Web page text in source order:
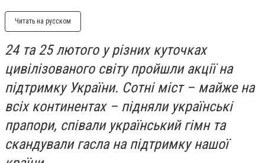
Читать на русском
24 та 25 лютого у різних куточках
цивілізованого світу пройшли акції на
підтримку України. Сотні міст – майже на
всіх континентах – підняли українські
прапори, співали український гімн та
скандували гасла на підтримку нашої